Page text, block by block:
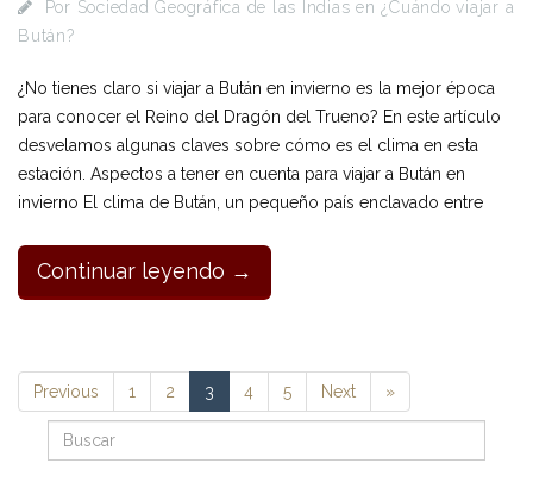
Por Sociedad Geográfica de las Indias en¿Cuándo viajar a
Bután?
¿No tienes claro si viajar a Bután en invierno es la mejor época
para conocer el Reino del Dragón del Trueno? En este artículo
desvelamos algunas claves sobre cómo es el clima en esta
estación. Aspectos a tener en cuenta para viajar a Bután en
invierno El clima de Bután, un pequeño país enclavado entre
Continuar leyendo →
Previous 1 2 3 4 5 Next »